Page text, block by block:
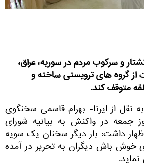
و سرکوب مردم در سوریه، عراق،
گروه های ترویستی ساخته و
متوقف کند.
نقل از ایرنا- بهرام قاسمی سخنگوی
جمعه در واکنش به بیانیه شورای
داشت: بار دیگر سخنان یک سویه
خوش باش دیگران به تحریر در آمده